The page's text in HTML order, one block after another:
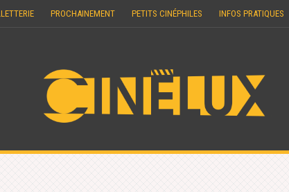
PROCHAINEMENT PETITS CINÉPHILES INFOS PRATIQUES